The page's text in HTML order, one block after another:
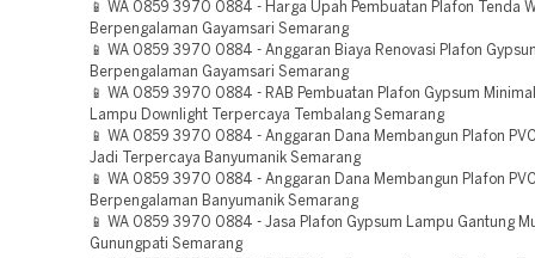
📱 WA 0859 3970 0884 - Harga Upah Pembuatan Plafon Tenda
Berpengalaman Gayamsari Semarang
📱 WA 0859 3970 0884 - Anggaran Biaya Renovasi Plafon
Berpengalaman Gayamsari Semarang
📱 WA 0859 3970 0884 - RAB Pembuatan Plafon Gypsum
Lampu Downlight Terpercaya Tembalang Semarang
📱 WA 0859 3970 0884 - Anggaran Dana Membangun Plafon
Jadi Terpercaya Banyumanik Semarang
📱 WA 0859 3970 0884 - Anggaran Dana Membangun Plafon
Berpengalaman Banyumanik Semarang
📱 WA 0859 3970 0884 - Jasa Plafon Gypsum Lampu Gantung
Gunungpati Semarang